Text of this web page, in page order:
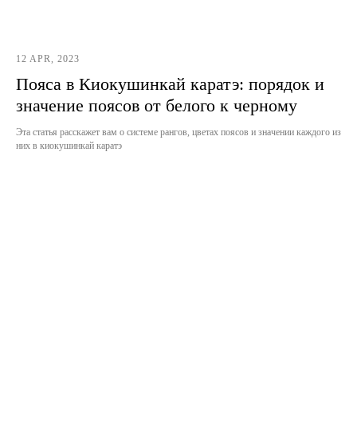
12 APR, 2023
Пояса в Киокушинкай каратэ: порядок и
значение поясов от белого к черному
Эта статья расскажет вам о системе рангов, цветах поясов и значении каждого из
них в киокушинкай каратэ